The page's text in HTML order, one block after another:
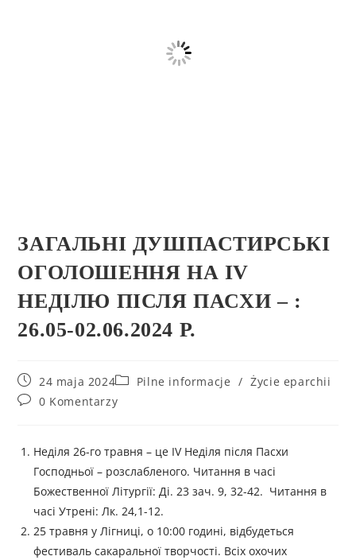
ЗАГАЛЬНІ ДУШПАСТИРСЬКІ
ОГОЛОШЕННЯ НА IV
НЕДІЛЮ ПІСЛЯ ПАСХИ – :
26.05-02.06.2024 Р.
24 maja 2024 Pilne informacje / Życie eparchii
0 Komentarzy
Неділя 26-го травня – це IV Неділя після Пасхи
Господньої – розслабленого. Читання в часі
Божественної Літургії: Ді. 23 зач. 9, 32-42. Читання в
часі Утрені: Лк. 24,1-12.
25 травня у Лігниці, о 10:00 годині, відбудеться
фестиваль сакаральної творчості. Всіх охочих